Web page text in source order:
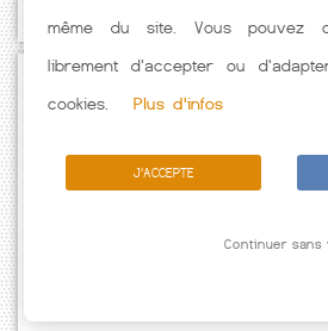
même du site. Vous pouvez
librement d'accepter ou
cookies.
Plus d'infos
J'ACCEPTE
Continuer sans